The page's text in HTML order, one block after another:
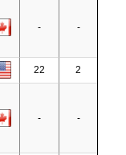
- -
22 2
- -